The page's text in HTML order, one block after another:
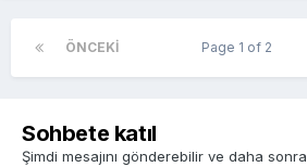
ÖNCEKI Page 1 of 2
Sohbete katıl
Şimdi mesajını gönderebilir ve daha